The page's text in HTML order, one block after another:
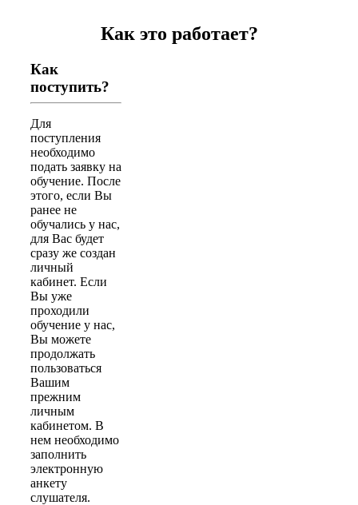
Как это работает?
Как
поступить?
Для
поступления
необходимо
подать заявку на
обучение. После
этого, если Вы
ранее не
обучались у нас,
для Вас будет
сразу же создан
личный
кабинет. Если
Вы уже
проходили
обучение у нас,
Вы можете
продолжать
пользоваться
Вашим
прежним
личным
кабинетом. В
нем необходимо
заполнить
электронную
анкету
слушателя.